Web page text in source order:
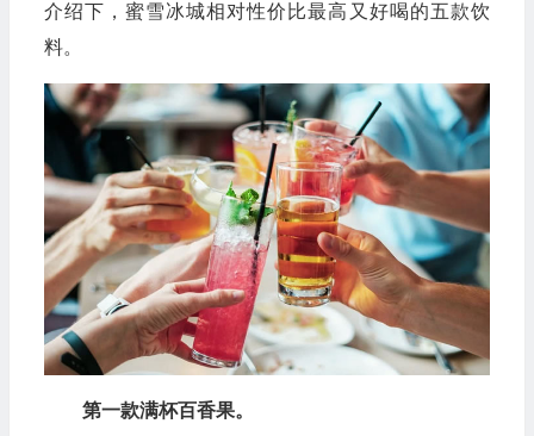
介绍下，蜜雪冰城相对性价比最高又好喝的五款饮
料。
第一款满杯百香果。